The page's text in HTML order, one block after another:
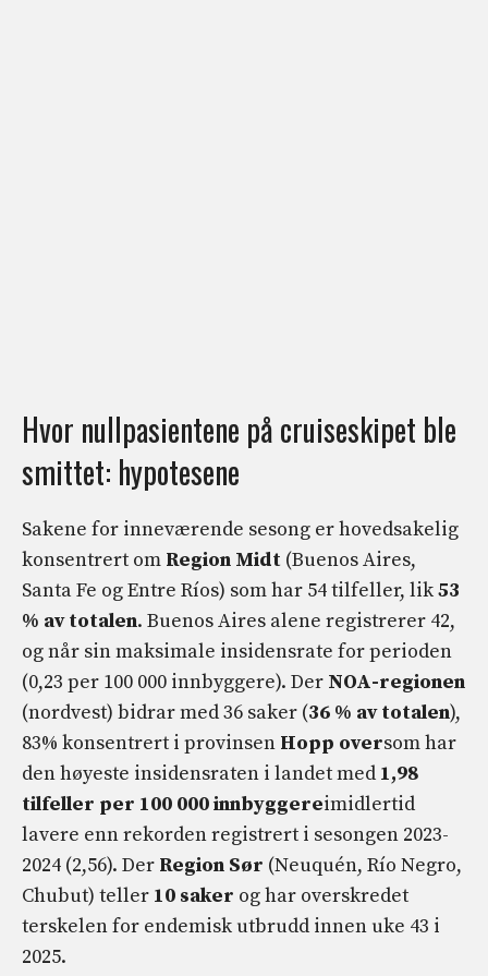
Hvor nullpasientene på cruiseskipet ble
smittet: hypotesene
Sakene for inneværende sesong er hovedsakelig
konsentrert om Region Midt (Buenos Aires,
Santa Fe og Entre Ríos) som har 54 tilfeller, lik53
% av totalen. Buenos Aires alene registrerer 42,
og når sin maksimale insidensrate for perioden
(0,23 per 100 000 innbyggere). Der NOA-regionen
(nordvest) bidrar med 36 saker (36 % av totalen),
83% konsentrert i provinsen Hopp oversom har
den høyeste insidensraten i landet med 1,98
tilfeller per 100 000 innbyggereimidlertid
lavere enn rekorden registrert i sesongen 2023-
2024 (2,56). Der Region Sør (Neuquén, Río Negro,
Chubut) teller 10 saker og har overskredet
terskelen for endemisk utbrudd innen uke 43 i
2025.